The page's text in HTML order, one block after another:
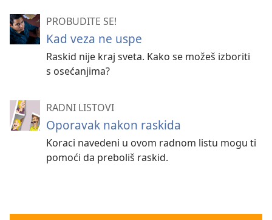
PROBUDITE SE!
Kad veza ne uspe
Raskid nije kraj sveta. Kako se možeš izboriti
s osećanjima?
RADNI LISTOVI
Oporavak nakon raskida
Koraci navedeni u ovom radnom listu mogu ti
pomoći da preboliš raskid.